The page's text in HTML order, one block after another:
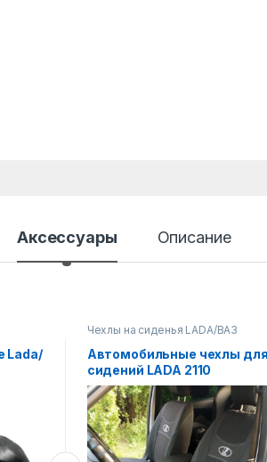
Аксессуары Описание
Lada/
Чехлы на сиденья LADA/ВАЗ
Автомобильные чехлы для
сидений LADA 2110